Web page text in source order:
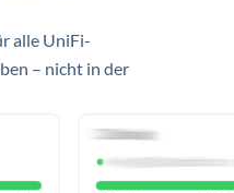
alle UniFi-
– nicht in der